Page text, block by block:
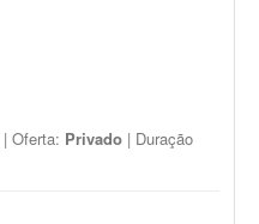
| Oferta: Privado | Duração